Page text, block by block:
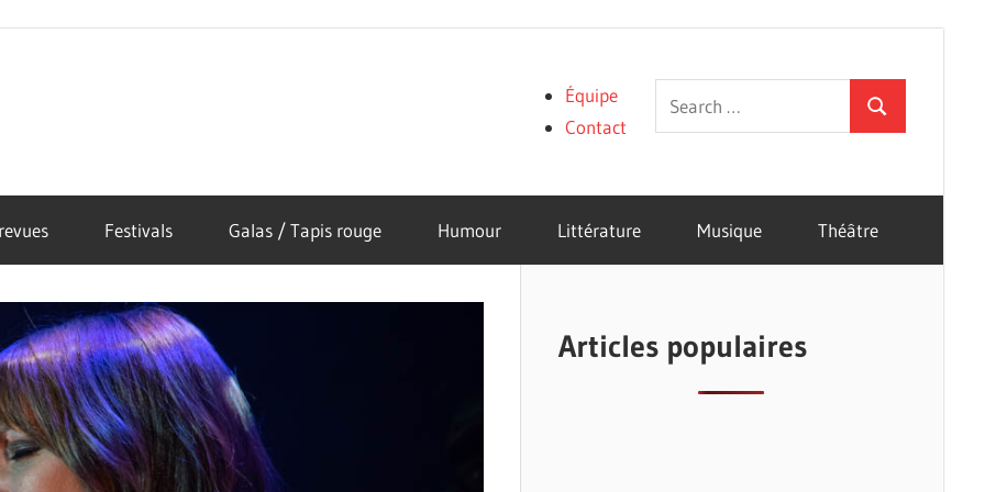
Search
for:
Search
Équipe
Contact
Festivals Galas / Tapis rouge Humour Littérature Musique Théâtre
Articles populaires